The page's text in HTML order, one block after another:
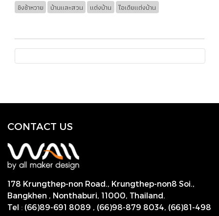
ชิงช้าหวาย
บ้านและสวน แต่งบ้าน ไอเดียแต่งบ้าน
CONTACT US
178 Krungthep-non Road., Krungthep-non8 Soi.,
Bangkhen , Nonthaburi, 11000, Thailand.
Tel : (66)89-691 8089 , (66)98-879 8034, (66)81-498